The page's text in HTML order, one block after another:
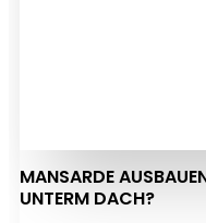
MANSARDE
UNTERM DACH?